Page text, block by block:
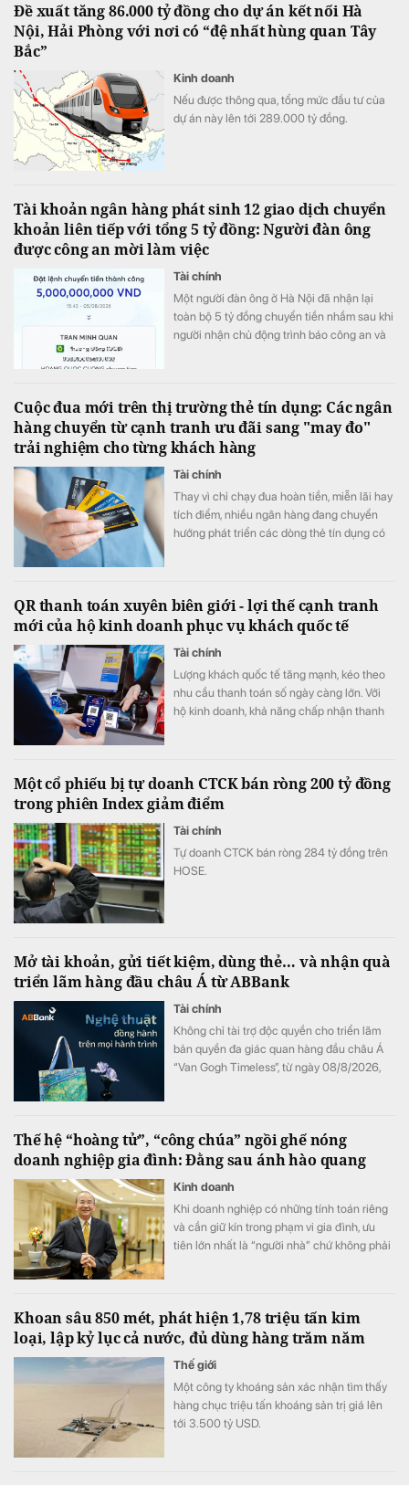
Đề xuất tăng 86.000 tỷ đồng cho dự án kết nối Hà
Nội, Hải Phòng với nơi có “đệ nhất hùng quan Tây
Bắc”
Kinh doanh
Nếu được thông qua, tổng mức đầu tư của
dự án này lên tới 289.000 tỷ đồng.
Tài khoản ngân hàng phát sinh 12 giao dịch chuyển
khoản liên tiếp với tổng 5 tỷ đồng: Người đàn ông
được công an mời làm việc
Tài chính
Một người đàn ông ở Hà Nội đã nhận lại
toàn bộ 5 tỷ đồng chuyển tiền nhầm sau khi
người nhận chủ động trình báo công an và
Cuộc đua mới trên thị trường thẻ tín dụng: Các ngân
hàng chuyển từ cạnh tranh ưu đãi sang "may đo"
trải nghiệm cho từng khách hàng
Tài chính
Thay vì chỉ chạy đua hoàn tiền, miễn lãi hay
tích điểm, nhiều ngân hàng đang chuyển
hướng phát triển các dòng thẻ tín dụng có
nghiệm được kỳ vọng sẽ trở thành lợi thế
cạnh tranh mới của thị trường thẻ trong giai
QR thanh toán xuyên biên giới - lợi thế cạnh tranh
mới của hộ kinh doanh phục vụ khách quốc tế
Tài chính
Lượng khách quốc tế tăng mạnh, kéo theo
nhu cầu thanh toán số ngày càng lớn. Với
hộ kinh doanh, khả năng chấp nhận thanh
Một cổ phiếu bị tự doanh CTCK bán ròng 200 tỷ đồng
trong phiên Index giảm điểm
Tài chính
Tự doanh CTCK bán ròng 284 tỷ đồng trên
HOSE.
Mở tài khoản, gửi tiết kiệm, dùng thẻ… và nhận quà
triển lãm hàng đầu châu Á từ ABBank
Tài chính
Không chỉ tài trợ độc quyền cho triển lãm
bản quyền đa giác quan hàng đầu châu Á
“Van Gogh Timeless”, từ ngày 08/8/2026,
dự triển lãm và bộ quà tặng phiên bản giới
hạn phát triển từ tác phẩm bản quyền Van
dịch tại ABBank.
Thế hệ “hoàng tử”, “công chúa” ngồi ghế nóng
doanh nghiệp gia đình: Đằng sau ánh hào quang
Kinh doanh
Khi doanh nghiệp có những tính toán riêng
và cần giữ kín trong phạm vi gia đình, ưu
tiên lớn nhất là “người nhà” chứ không phải
Khoan sâu 850 mét, phát hiện 1,78 triệu tấn kim
loại, lập kỷ lục cả nước, đủ dùng hàng trăm năm
Thế giới
Một công ty khoáng sản xác nhận tìm thấy
hàng chục triệu tấn khoáng sản trị giá lên
tới 3.500 tỷ USD.